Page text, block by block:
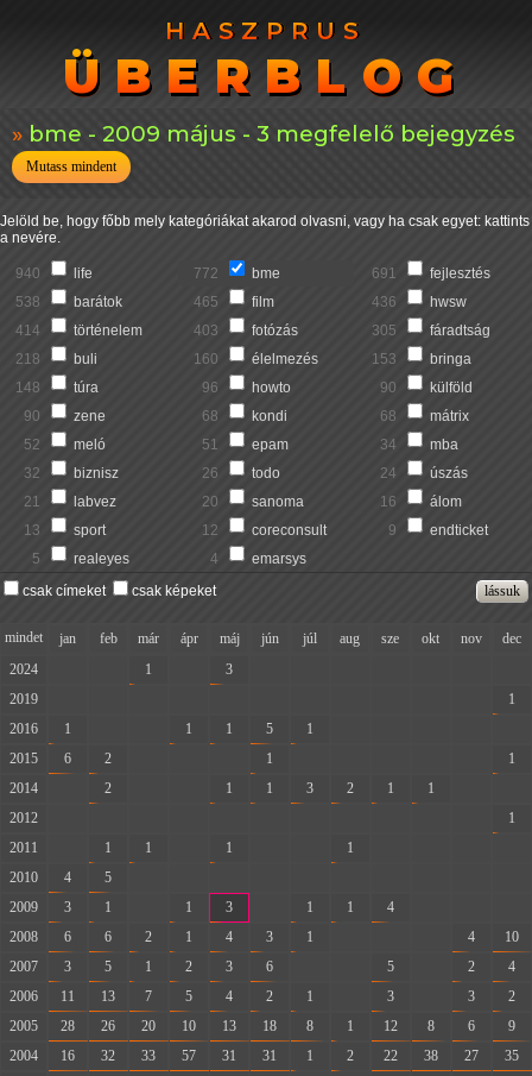
HASZPRUS
ÜBERBLOG
HASZPRUS
ÜBERBLOG
bme - 2009 május - 3 megfelelő bejegyzés
Mutass mindent
Jelöld be, hogy főbb mely kategóriákat akarod olvasni, vagy ha csak egyet: kattints
a nevére.
940 life 772 bme 691
fejlesztés
538
barátok 465 film 436
hwsw
414
történelem 403 fotózás 305
fáradtság
218
buli 160 élelmezés 153
bringa
148
túra 96 howto 90
külföld
90
zene 68 kondi 68
mátrix
52
meló 51 epam 34
mba
32
biznisz 26 todo 24
úszás
21
labvez 20 sanoma 16
álom
13
sport 12 coreconsult 9
endticket
5
realeyes 4
emarsys
csak címeket
csak képeket
mindet jan feb már ápr máj jún júl aug sze okt nov
dec
2024
1 3
2019
1
2016
1 1 1 5 1
2015
6 2 1
1
2014
2 1 1 3 2 1 1
2012
1
2011
1 1 1 1
2010
4 5
2009
3 1 1 3 1 1 4
2008
6 6 2 1 4 3 1 4
10
2007
3 5 1 2 3 6 5 2
4
2006
11 13 7 5 4 2 1 3 3
2
2005
28 26 20 10 13 18 8 1 12 8 6
9
2004
16 32 33 57 31 31 1 2 22 38 27
35